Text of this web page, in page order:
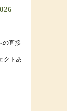
の直接
クトあ